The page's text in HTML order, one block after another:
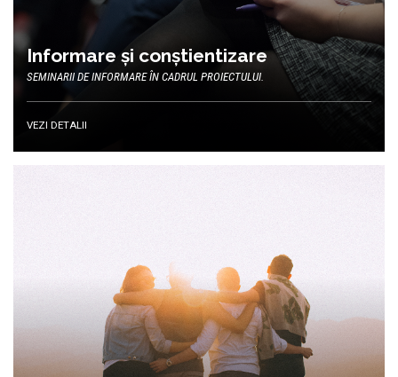
Informare și conștientizare
SEMINARII DE INFORMARE ÎN CADRUL PROIECTULUI.
VEZI DETALII